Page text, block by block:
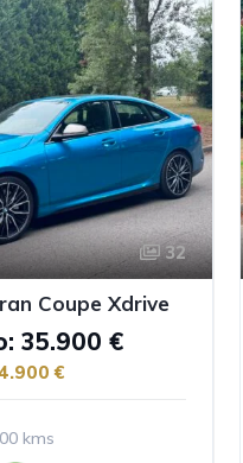
32
Coupe Xdrive
35.900 €
€
kms